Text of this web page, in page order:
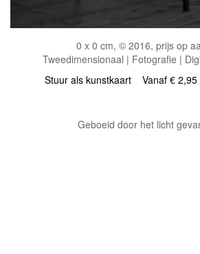
0 x 0 cm, © 2016, prijs op
Tweedimensionaal | Fotografie |
Stuur als kunstkaart Vanaf €
Geboeid door het licht